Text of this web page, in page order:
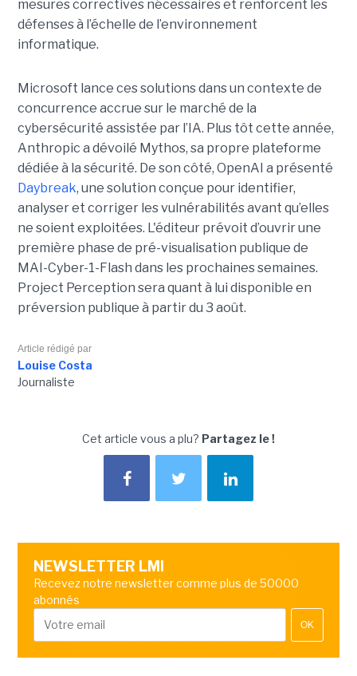
mesures correctives nécessaires et renforcent les
défenses à l’échelle de l’environnement
informatique.
Microsoft lance ces solutions dans un contexte de
concurrence accrue sur le marché de la
cybersécurité assistée par l’IA. Plus tôt cette année,
Anthropic a dévoilé Mythos, sa propre plateforme
dédiée à la sécurité. De son côté, OpenAI a présenté
Daybreak, une solution conçue pour identifier,
analyser et corriger les vulnérabilités avant qu’elles
ne soient exploitées. L'éditeur prévoit d’ouvrir une
première phase de pré-visualisation publique de
MAI-Cyber-1-Flash dans les prochaines semaines.
Project Perception sera quant à lui disponible en
préversion publique à partir du 3 août.
Article rédigé par
Louise Costa
Journaliste
Cet article vous a plu? Partagez le !
NEWSLETTER LMI
Recevez notre newsletter comme plus de 50000
abonnés
OK